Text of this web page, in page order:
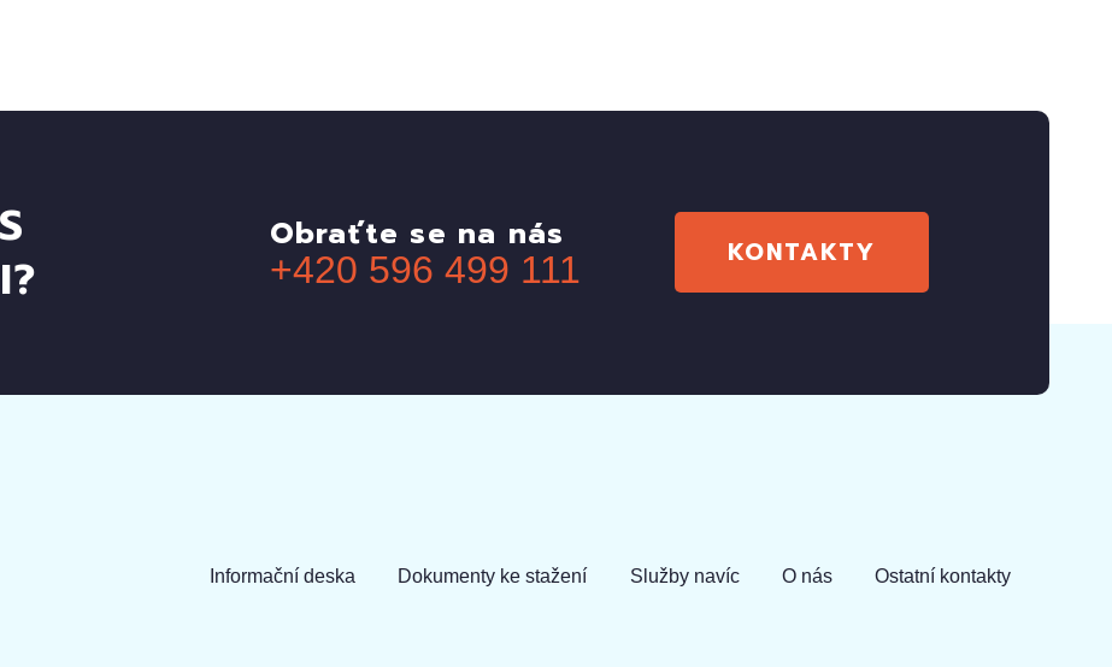
Obraťte se na nás
+420 596 499 111
KONTAKTY
Informační deska Dokumenty ke stažení Služby navíc O nás Ostatní kontakty